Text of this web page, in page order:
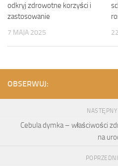
odkryj zdrowotne korzyści i
zastosowanie
7 MAJA 2025
OBSERWUJ:
Cebula dymka – właściwości
na